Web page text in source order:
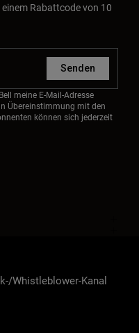
Rabattcode von 10
Senden
meine E-Mail-Adresse
Übereinstimmung mit den
können sich jederzeit
Whistleblower-Kanal